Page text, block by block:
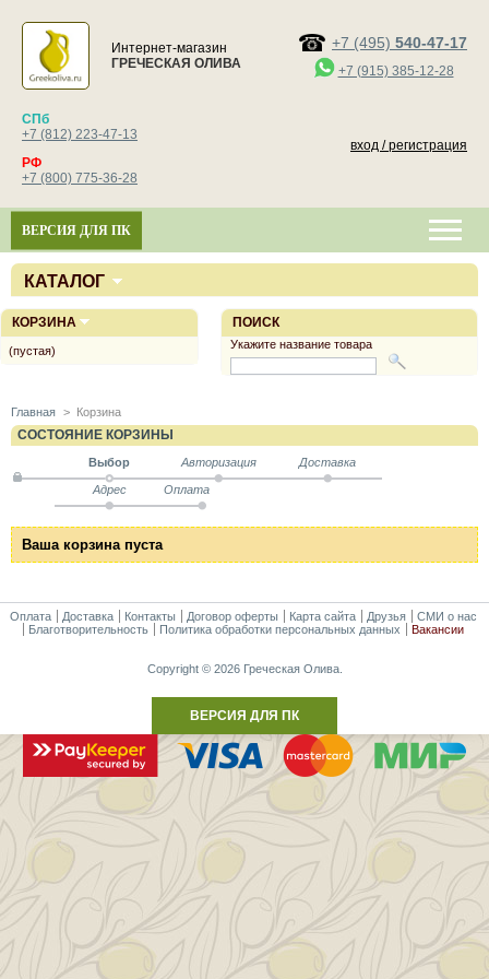
Интернет-магазин
ГРЕЧЕСКАЯ ОЛИВА
+7 (495) 540-47-17
+7 (915) 385-12-28
СПб
+7 (812) 223-47-13
РФ
+7 (800) 775-36-28
вход / регистрация
ВЕРСИЯ ДЛЯ ПК
КАТАЛОГ
Главная > Корзина
СОСТОЯНИЕ КОРЗИНЫ
Выбор Авторизация Доставка
Адрес Оплата
Ваша корзина пуста
ПОИСК
Укажите название товара
КОРЗИНА
(пустая)
Оплата Доставка Контакты Договор оферты Карта сайта Друзья
СМИ о нас
Благотворительность
Политика обработки персональных данных Вакансии
Copyright © 2026 Греческая Олива.
ВЕРСИЯ ДЛЯ ПК